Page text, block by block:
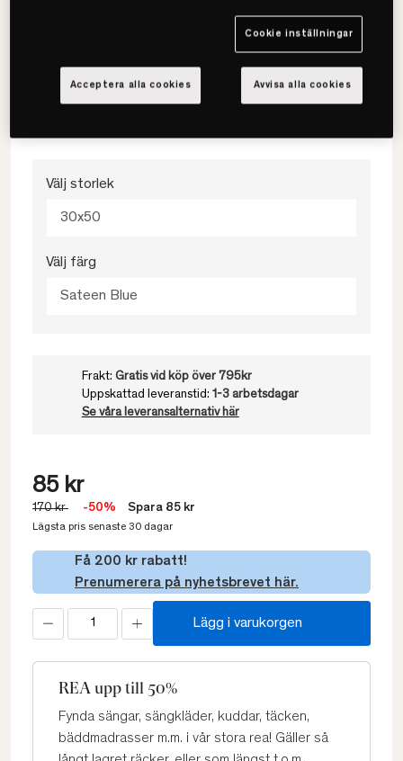
• 100% ekologisk bomull
• Tjock & högabsorberande
Välj storlek
30x50
Välj färg
Sateen Blue
Frakt: Gratis vid köp över 795kr
Uppskattad leveranstid: 1-3 arbetsdagar
Se våra leveransalternativ här
85 kr
170 kr -50% Spara 85 kr
Lägsta pris senaste 30 dagar
Få 200 kr rabatt!
Prenumerera på nyhetsbrevet här.
Lägg i varukorgen
REA upp till 50%
Fynda sängar, sängkläder, kuddar, täcken,
bäddmadrasser m.m. i vår stora rea! Gäller så
Cookie inställningar
Avvisa alla cookies
Acceptera alla cookies